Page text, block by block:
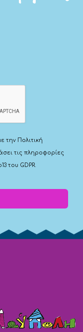
την Πολιτική
τις πληροφορίες
του GDPR.